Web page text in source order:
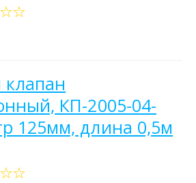
КП-2005-04-
125мм, длина 0,5м